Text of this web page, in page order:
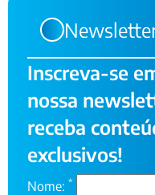
Inscreva-se
nossa
receba
exclusivos!
Nome: *